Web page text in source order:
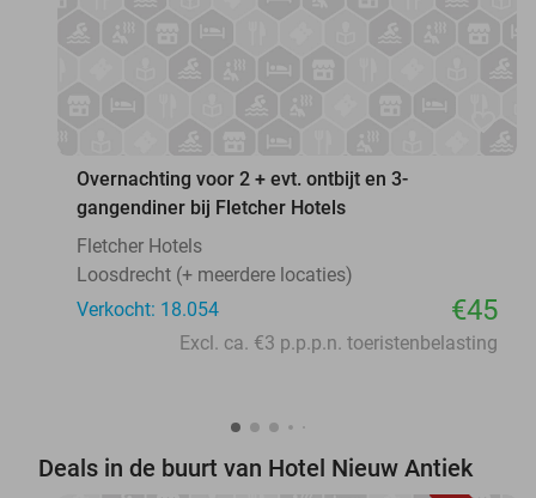
Overnachting voor 2 + evt. ontbijt en 3-
gangendiner bij Fletcher Hotels
Fletcher Hotels
Loosdrecht (+ meerdere locaties)
Verkocht: 18.054
€45
Excl. ca. €3 p.p.p.n. toeristenbelasting
Deals in de buurt van Hotel Nieuw Antiek